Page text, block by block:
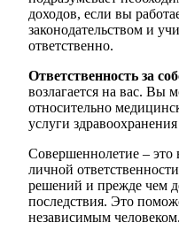
доходов, если вы
законодательством и
ответственно.
Ответственность за
возлагается на вас. Вы
относительно
услуги
Совершеннолетие – это
личной
решений и прежде чем
последствия. Это
независимым человеком.